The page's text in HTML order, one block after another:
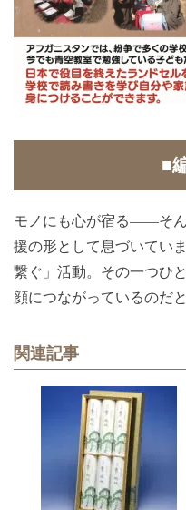
■
モノにも心が宿る――そ
援の形として息づいてい
繋ぐ」活動。その一つひ
顔につながっているのだ
関連記事